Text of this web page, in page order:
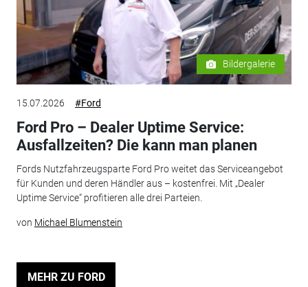
Bildergalerie
15.07.2026 #Ford
Ford Pro – Dealer Uptime Service:
Ausfallzeiten? Die kann man planen
Fords Nutzfahrzeugsparte Ford Pro weitet das Serviceangebot
für Kunden und deren Händler aus – kostenfrei. Mit „Dealer
Uptime Service“ profitieren alle drei Parteien.
von Michael Blumenstein
MEHR ZU FORD